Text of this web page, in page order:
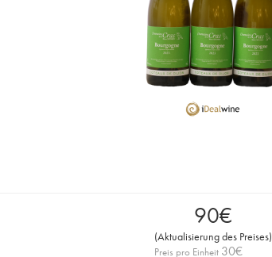
90€
(Aktualisierung des Preises)
Preis pro Einheit 30€